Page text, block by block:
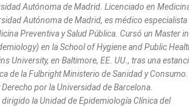
Autónoma de Madrid. Licenciado en
Autónoma de Madrid, es médico especialista
Preventiva y Salud Pública. Cursó un Master in
en la School of Hygiene and Public
University, en Baltimore, EE. UU., tras una
de la Fulbright Ministerio de Sanidad y Consumo.
por la Universidad de Barcelona.
la Unidad de Epidemiología Clínica del